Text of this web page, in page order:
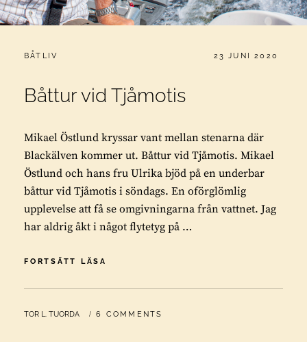
CATEGORIES:
BÅTLIV PUBLICERAT
23 JUNI 2020
Båttur vid Tjåmotis
Mikael Östlund kryssar vant mellan stenarna där
Blackälven kommer ut. Båttur vid Tjåmotis. Mikael
Östlund och hans fru Ulrika bjöd på en underbar
båttur vid Tjåmotis i söndags. En oförglömlig
upplevelse att få se omgivningarna från vattnet. Jag
har aldrig åkt i något flytetyg på …
FORTSÄTT LÄSA
TJÅMOTIS
BY
TOR L. TUORDA 6 COMMENTS